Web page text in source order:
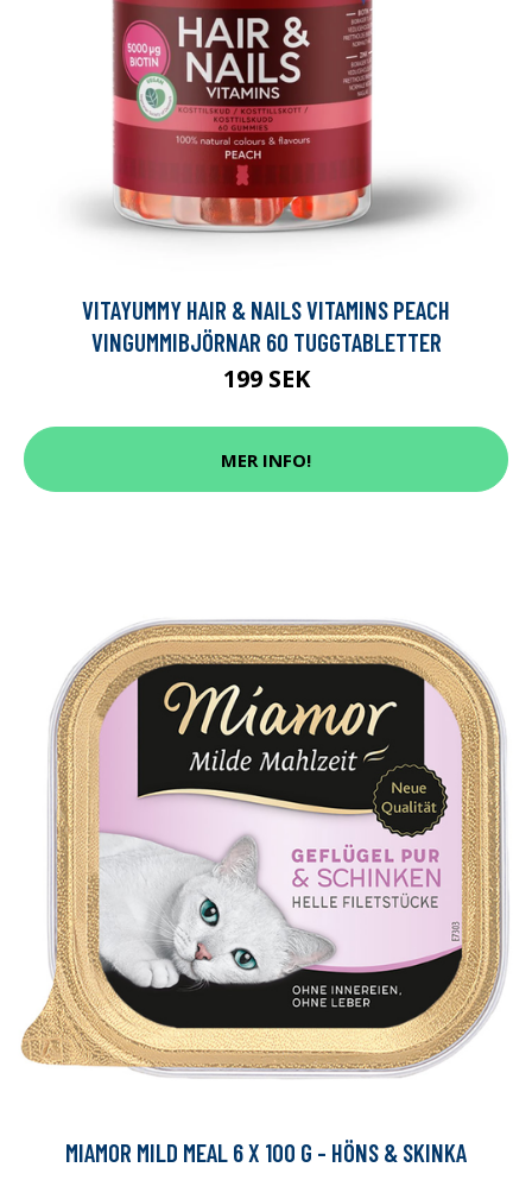
VITAYUMMY HAIR & NAILS VITAMINS PEACH
VINGUMMIBJÖRNAR 60 TUGGTABLETTER
199 SEK
MER INFO!
MIAMOR MILD MEAL 6 X 100 G - HÖNS & SKINKA